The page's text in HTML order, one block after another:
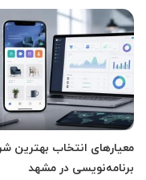
معیارهای انتخاب بهترین
برنامه‌نویسی در مشهد